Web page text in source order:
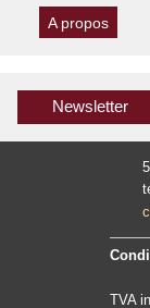
A propos
Newsletter
TVA